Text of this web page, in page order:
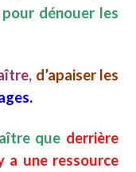
dénouer les
d’apaiser les
que derrière
a une ressource